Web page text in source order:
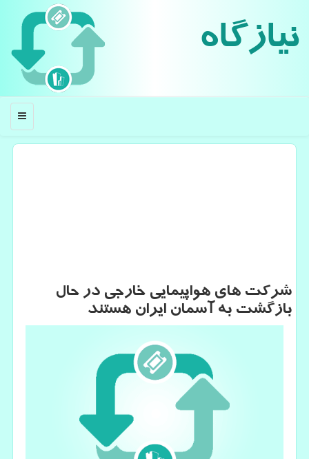
نیازگاه
منو
شركت های هواپیمایی خارجی در حال
بازگشت به آسمان ایران هستند